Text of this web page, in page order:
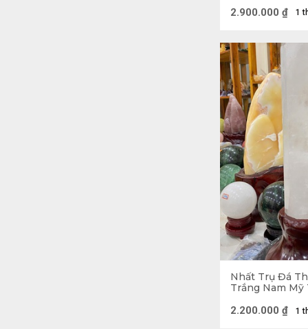
3.2. Thu hút
Đối với hầu hết
chúng sẽ
1
2.900.000 ₫
Nhất Trụ Đá
Trắng Nam Mỹ
Lên Đế 41,5
1
2.200.000 ₫